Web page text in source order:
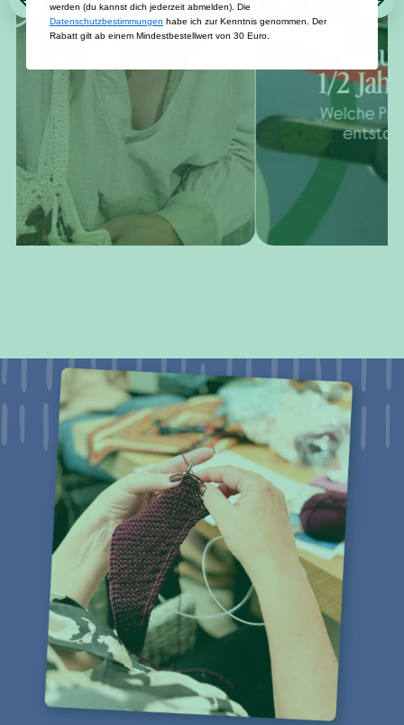
werden (du kannst dich jederzeit abmelden). Die
Datenschutzbestimmungen habe ich zur Kenntnis genommen. Der
Rabatt gilt ab einem Mindestbestellwert von 30 Euro.